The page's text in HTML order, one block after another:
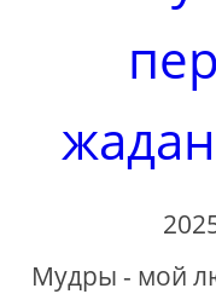
Мудры - мой